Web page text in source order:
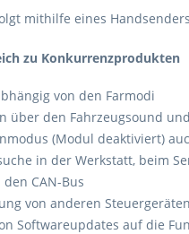
mithilfe eines
zu Konkurrenzprodukten
von den Farmodi
über den Fahrzeugsound
(Modul deaktiviert)
in der Werkstatt, beim
CAN-Bus
von anderen Steuergeräten
Softwareupdates auf die